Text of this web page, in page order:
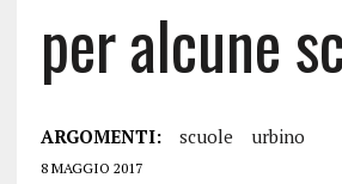
per alcune
ARGOMENTI: scuole urbino
8 MAGGIO 2017